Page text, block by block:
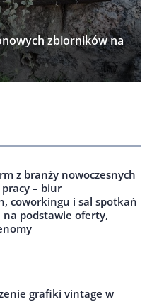
zbiorników na
z branży nowoczesnych
– biur
coworkingu i sal spotkań
podstawie oferty,
grafiki vintage w